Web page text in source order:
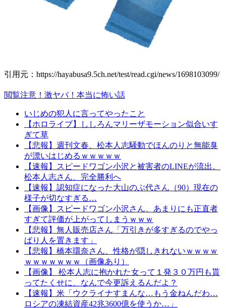
引用元：https://hayabusa9.5ch.net/test/read.cgi/news/1698103099/
閲覧注意！激ヤバ！本当に怖い話
いじめの犯人に言ってやったこと
【ホロライブ】ししろんマリーザモーション似合いす
ぎて草
【悲報】週刊文春、松本人志騒動でほんのりと無能臭
が漂いはじめるｗｗｗｗｗ
【速報】スピードワゴン小沢と被害者のLINEが流出。
松本人志さん、完全勝利へ
【速報】認知症になった大山のぶ代さん（90）現在の
様子が切なすぎる…
【画像】スピードワゴン小沢さん、あまりにも正直者
すぎて評価が上がってしまうｗｗｗ
【悲報】無人販売店さん「万引きが多すぎるのでやっ
ぱり人を置きます」
【悲報】橋本環奈さん、性格が隠しきれないｗｗｗｗ
ｗｗｗｗｗｗｗ（画像あり）
【画像】 松本人志に抱かれた女って１発３０万円も貰
ってたくせに、なんで今更訴えるんだよ？
【速報】米「ウクライナすまんな…もう金ねんだわ…
ロシアの凍結資産42兆3600億を使うか…」